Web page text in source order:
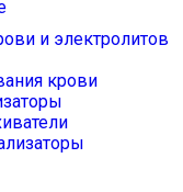
и электролитов
крови